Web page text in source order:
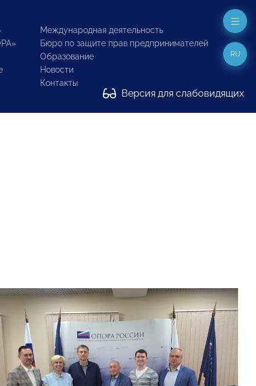
Международная деятельность
Бюро по защите прав предпринимателей
Образование
Новости
Контакты
Версия для слабовидящих
RU